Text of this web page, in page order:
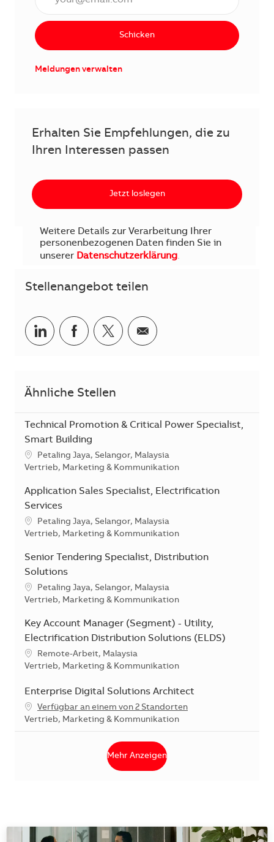
Schicken
Meldungen verwalten
Erhalten Sie Empfehlungen, die zu
Ihren Interessen passen
Jetzt loslegen
Weitere Details zur Verarbeitung Ihrer
personenbezogenen Daten finden Sie in
unserer Datenschutzerklärung.
Stellenangebot teilen
Teilen via LinkedIn
Teilen via Facebook
Teilen via Twitter
Teilen via E-Mail
Ähnliche Stellen
Technical Promotion & Critical Power Specialist,
Smart Building
Standort
Petaling Jaya, Selangor, Malaysia
Kategorie
Vertrieb, Marketing & Kommunikation
Application Sales Specialist, Electrification
Services
Standort
Petaling Jaya, Selangor, Malaysia
Kategorie
Vertrieb, Marketing & Kommunikation
Senior Tendering Specialist, Distribution
Solutions
Standort
Petaling Jaya, Selangor, Malaysia
Kategorie
Vertrieb, Marketing & Kommunikation
Key Account Manager (Segment) - Utility,
Electrification Distribution Solutions (ELDS)
Standort
Remote-Arbeit, Malaysia
Kategorie
Vertrieb, Marketing & Kommunikation
Enterprise Digital Solutions Architect
Verfügbar an einem von 2 Standorten
Kategorie
Vertrieb, Marketing & Kommunikation
Mehr Anzeigen